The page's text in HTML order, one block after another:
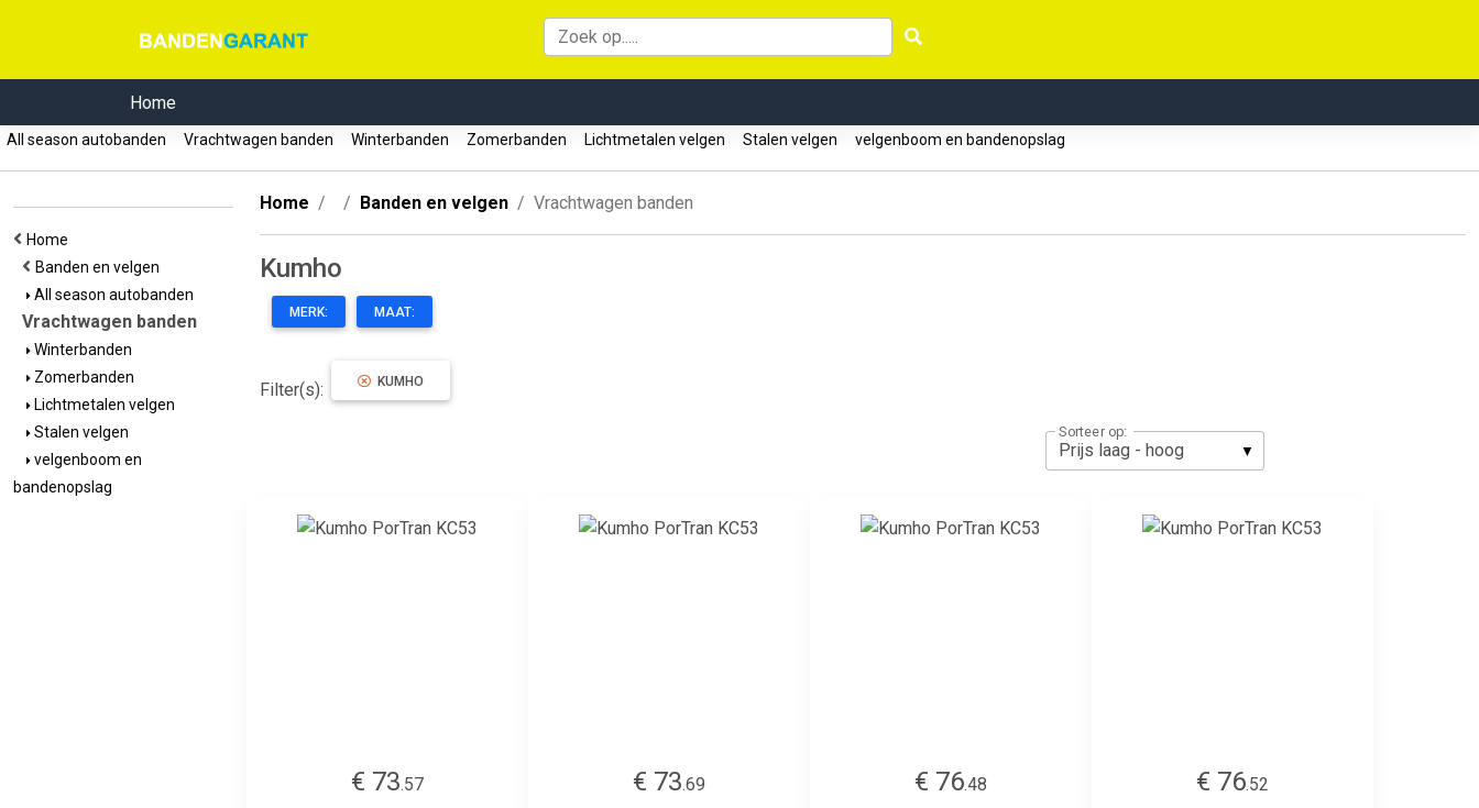
Home
All season autobanden Vrachtwagen banden Winterbanden Zomerbanden Lichtmetalen velgen Stalen velgen velgenboom en bandenopslag
Home
Banden en velgen
All season autobanden
Vrachtwagen banden
Winterbanden
Zomerbanden
Lichtmetalen velgen
Stalen velgen
velgenboom en
bandenopslag
Home Banden en velgen Vrachtwagen banden
Kumho
MERK: MAAT:
Filter(s): KUMHO
Sorteer op:
€ 73.57
€ 73.69
€ 76.48
€ 76.52